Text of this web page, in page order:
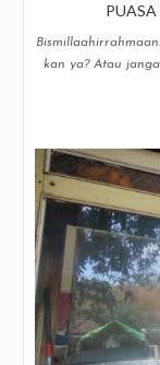
kan ya? Atau